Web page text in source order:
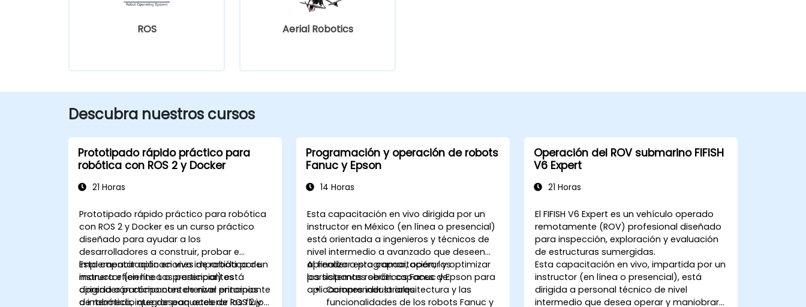
ROS Aerial Robotics
Descubra nuestros cursos
Prototipado rápido práctico para
robótica con ROS 2 y Docker
21 Horas
Prototipado rápido práctico para robótica
con ROS 2 y Docker es un curso práctico
diseñado para ayudar a los
desarrolladores a construir, probar e
implementar aplicaciones de robótica de
manera eficiente. Los participantes
aprenderán cómo contenerizar entornos
de robótica, integrar paquetes de ROS 2 y
Esta capacitación en vivo impartida por un
instructor (en línea o presencial) está
dirigida a participantes de nivel principiante
a intermedio que desean acelerar los flujos
Programación y operación de robots
Fanuc y Epson
14 Horas
Esta capacitación en vivo dirigida por un
instructor en México (en línea o presencial)
está orientada a ingenieros y técnicos de
nivel intermedio a avanzado que deseen
aprender a programar, operar y optimizar
los sistemas robóticos Fanuc y Epson para
aplicaciones industriales.
Al finalizar esta capacitación, los
participantes serán capaces de:
Comprender la arquitectura y las
funcionalidades de los robots Fanuc y
Operación del ROV submarino FIFISH
V6 Expert
21 Horas
El FIFISH V6 Expert es un vehículo operado
remotamente (ROV) profesional diseñado
para inspección, exploración y evaluación
de estructuras sumergidas.
Esta capacitación en vivo, impartida por un
instructor (en línea o presencial), está
dirigida a personal técnico de nivel
intermedio que desea operar y maniobrar